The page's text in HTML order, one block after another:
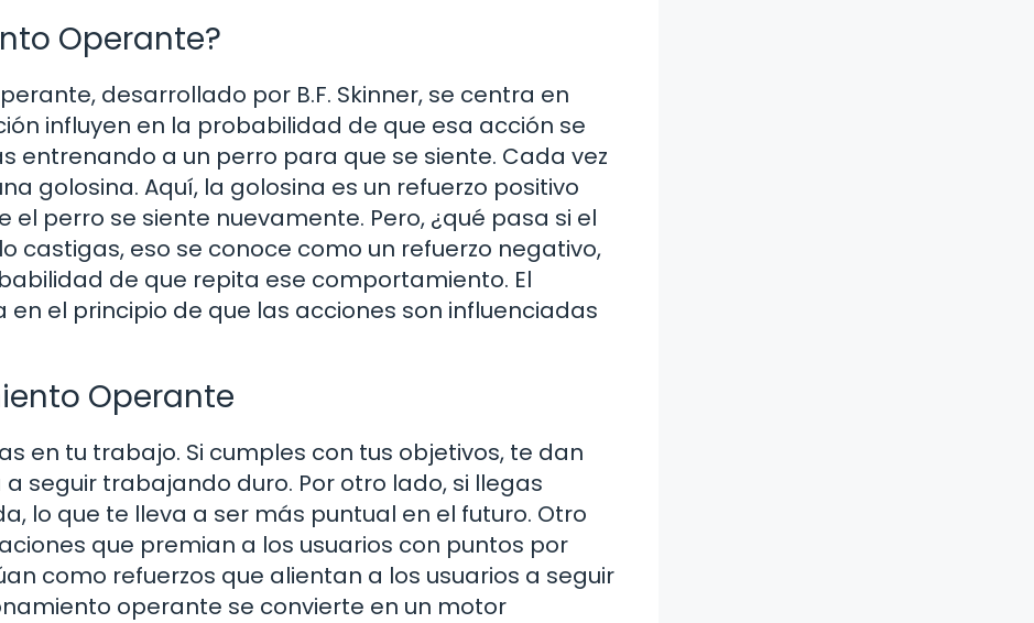
Operante?
desarrollado por B.F. Skinner, se centra en
influyen en la probabilidad de que esa acción se
entrenando a un perro para que se siente. Cada vez
golosina. Aquí, la golosina es un refuerzo positivo
perro se siente nuevamente. Pero, ¿qué pasa si el
castigas, eso se conoce como un refuerzo negativo,
de que repita ese comportamiento. El
el principio de que las acciones son influenciadas
Operante
en tu trabajo. Si cumples con tus objetivos, te dan
seguir trabajando duro. Por otro lado, si llegas
lo que te lleva a ser más puntual en el futuro. Otro
que premian a los usuarios con puntos por
como refuerzos que alientan a los usuarios a seguir
operante se convierte en un motor